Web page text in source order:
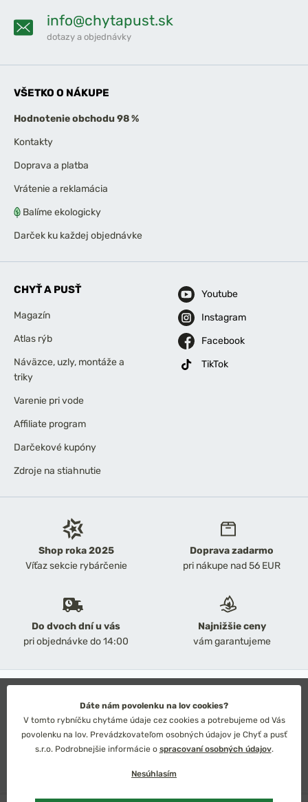
Shop roka 2025
Víťaz sekcie rybárčenie
Doprava zadarmo
pri nákupe nad 56 EUR
Do dvoch dní u vás
pri objednávke do 14:00
Najnižšie ceny
vám garantujeme
info@chytapust.sk
dotazy a objednávky
VŠETKO O NÁKUPE
Hodnotenie obchodu 98 %
Kontakty
Doprava a platba
Vrátenie a reklamácia
Balíme ekologicky
Darček ku každej objednávke
CHYŤ A PUSŤ
Magazín
Atlas rýb
Náväzce, uzly, montáže a
triky
Varenie pri vode
Affiliate program
Darčekové kupóny
Zdroje na stiahnutie
Youtube
Instagram
Facebook
TikTok
Obchodné podmienky
Ochrana osobných údajov
Technické riešenie: Simplia s.r.o.
Strategický dizajn: Petr Široký
Dáte nám povolenku na lov cookies?
V tomto rybníčku chytáme údaje cez cookies a potrebujeme od Vás
povolenku na lov. Prevádzkovateľom osobných údajov je Chyť a pusť
s.r.o. Podrobnejšie informácie o spracovaní osobných údajov.
Nesúhlasím